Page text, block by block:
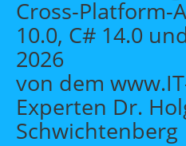
Individuelle
Offene Seminare
Über uns
Suche
Cross-Platform-
10.0, C# 14.0
2026
von dem
Experten Dr.
Schwichtenberg